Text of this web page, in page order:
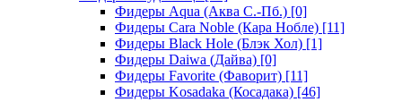
Фидеры Aqua (Аква С.-Пб.) [0]
Фидеры Cara Noble (Кара Нобле) [11]
Фидеры Black Hole (Блэк Хол) [1]
Фидеры Daiwa (Дайва) [0]
Фидеры Favorite (Фаворит) [11]
Фидеры Kosadaka (Косадака) [46]